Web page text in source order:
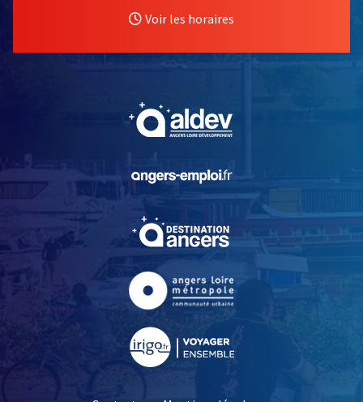
Voir les horaires
, Ouvre une nouvelle
, Ouvre une nouvelle